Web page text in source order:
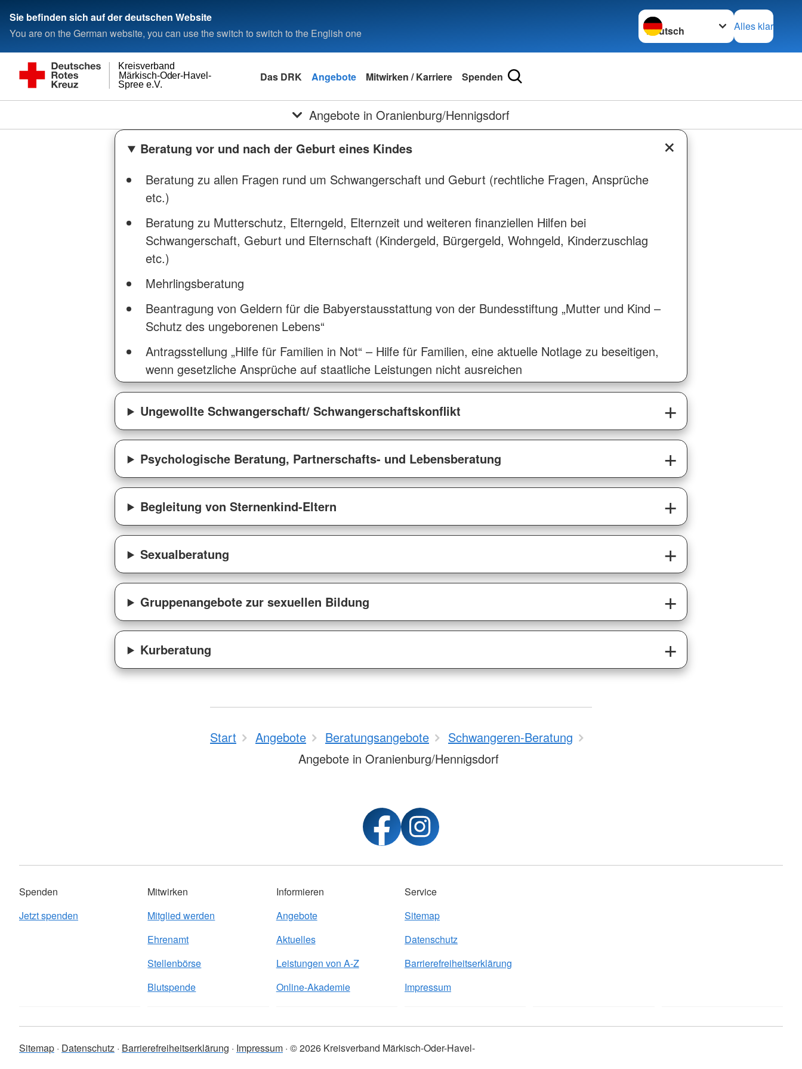
Sie befinden sich auf der deutschen Website
You are on the German website, you can use the switch to switch to the English one
Sprache wechseln zu
Alles klar
Spree e.V.
Märkisch-Oder-Havel-
Kreisverband
Das DRK Angebote Mitwirken / Karriere Spenden
Angebote in Oranienburg/Hennigsdorf
Beratung vor und nach der Geburt eines Kindes
Beratung zu allen Fragen rund um Schwangerschaft und Geburt (rechtliche Fragen, Ansprüche
etc.)
Beratung zu Mutterschutz, Elterngeld, Elternzeit und weiteren finanziellen Hilfen bei
Schwangerschaft, Geburt und Elternschaft (Kindergeld, Bürgergeld, Wohngeld, Kinderzuschlag
etc.)
Mehrlingsberatung
Beantragung von Geldern für die Babyerstausstattung von der Bundesstiftung „Mutter und Kind –
Schutz des ungeborenen Lebens“
Antragsstellung „Hilfe für Familien in Not“ – Hilfe für Familien, eine aktuelle Notlage zu beseitigen,
wenn gesetzliche Ansprüche auf staatliche Leistungen nicht ausreichen
Ungewollte Schwangerschaft/ Schwangerschaftskonflikt
Psychologische Beratung, Partnerschafts- und Lebensberatung
Begleitung von Sternenkind-Eltern
Sexualberatung
Gruppenangebote zur sexuellen Bildung
Kurberatung
Start Angebote Beratungsangebote
Schwangeren-Beratung
Angebote in Oranienburg/Hennigsdorf
Spenden
Jetzt spenden
Mitwirken
Mitglied werden
Ehrenamt
Stellenbörse
Blutspende
Informieren
Angebote
Aktuelles
Leistungen von A-Z
Online-Akademie
Service
Sitemap
Datenschutz
Barrierefreiheitserklärung
Impressum
Sitemap Datenschutz Barrierefreiheitserklärung Impressum © 2026 Kreisverband Märkisch-Oder-Havel-